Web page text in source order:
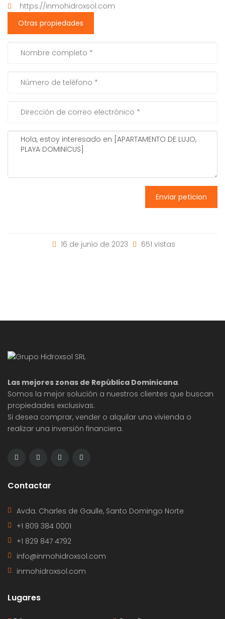
https://inmohidroxsol.com
Otras propiedades
Enviar peticion
16 de junio de 2023 651 vistas
Las mejores zonas de República Dominicana.
Somos la mejor solución a nuestros clientes que buscan
propiedades exclusivas.
Si desea comprar, vender o alquilar una vivienda o
realizar una inversión financiera.
Contactar
Avda. Charles de Gaulle, Santo Domingo Norte
+1 809 384 0001
+1 829 847 4792
info@inmohidroxsol.com
inmohidroxsol.com
Lugares